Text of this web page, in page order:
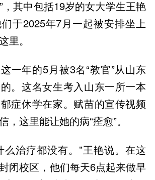
，其中包括19岁的女大学生王艳
们于2025年7月一起被安排坐上
里。
一年的5月被3名“教官”从山东
。这名女生考入山东一所一本
症休学在家。赋苗的宣传视频
，这里能让她的病“痊愈”。
么治疗都没有。”王艳说。在这
闭校区，他们每天6点起来做早